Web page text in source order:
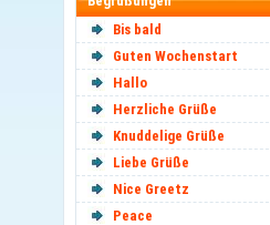
Bis bald
Guten Wochenstart
Hallo
Herzliche Grüße
Knuddelige Grüße
Liebe Grüße
Nice Greetz
Peace